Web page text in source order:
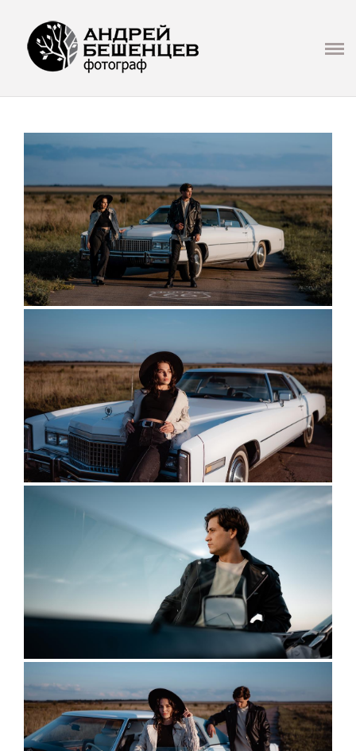
Презентация
ГЛАВНАЯ
LOVE STORY
СЕМЬЯ И ДЕТИ
ФОТОСЕТ
РЕПОРТАЖ/МЕРОПРИЯТИЯ
ИНФО
ПОЛЕЗНОЕ
контакты
BORACAY